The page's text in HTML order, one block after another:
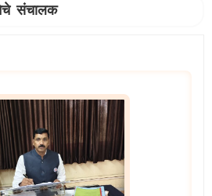
संचालक